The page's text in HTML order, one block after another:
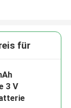
für
3 V